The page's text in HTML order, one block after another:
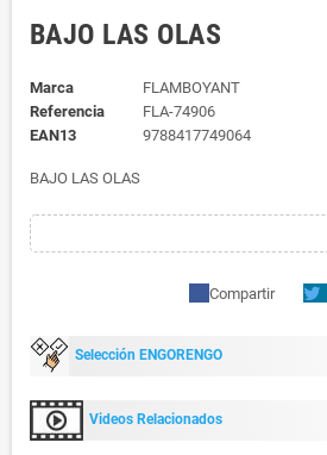
BAJO LAS OLAS
Marca
FLAMBOYANT
Referencia
FLA-74906
EAN13
9788417749064
BAJO LAS OLAS
Compartir
Selección ENGORENGO
Videos Relacionados